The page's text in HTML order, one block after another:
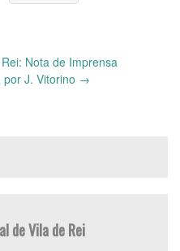
Nota de Imprensa
J. Vitorino →
de Vila de Rei